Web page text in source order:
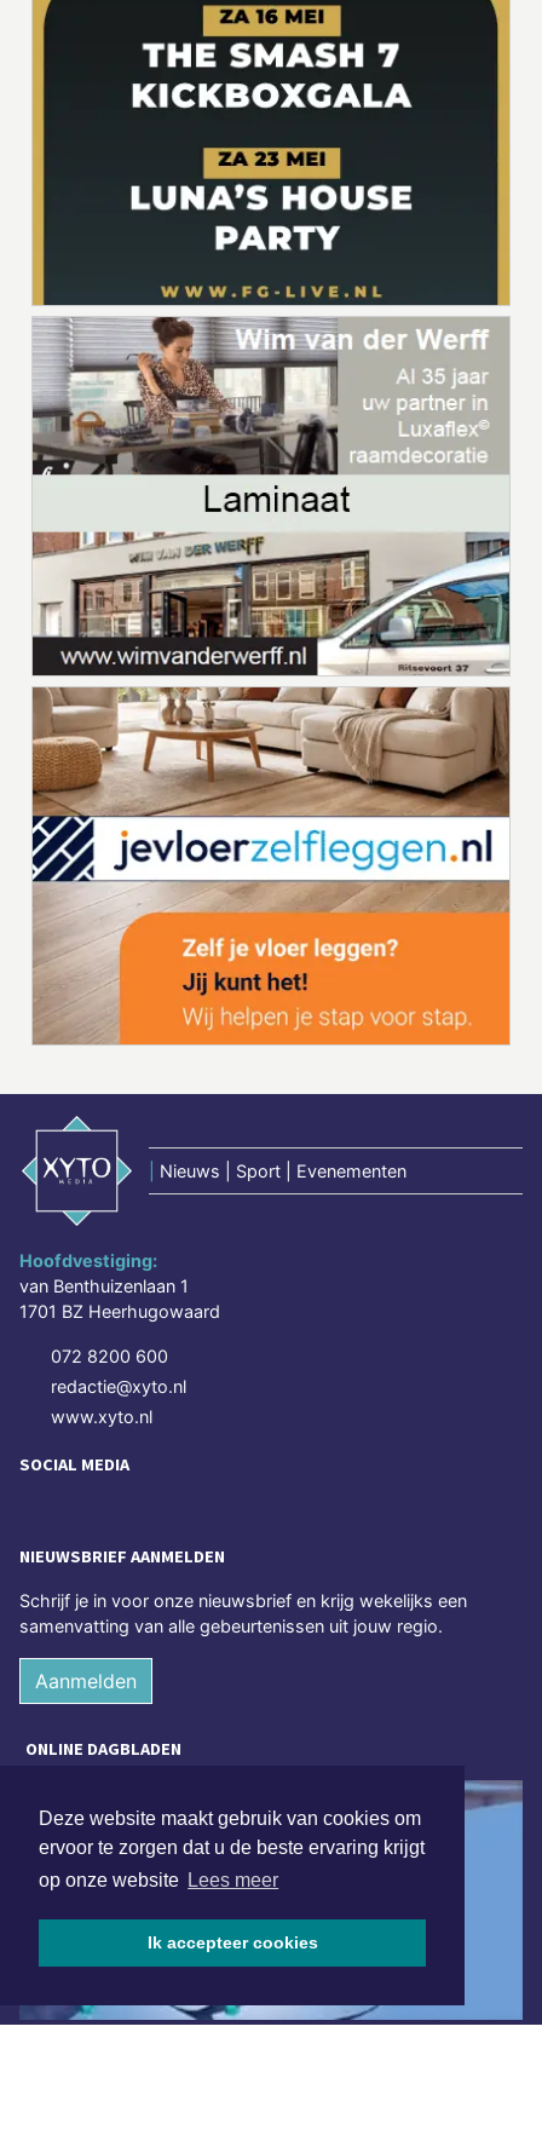
Deze website maakt gebruik van cookies om
ervoor te zorgen dat u de beste ervaring krijgt
op onze website Lees meer
Ik accepteer cookies
Nieuws | Sport | Evenementen
Hoofdvestiging:
van Benthuizenlaan 1
1701 BZ Heerhugowaard
072 8200 600
redactie@xyto.nl
www.xyto.nl
SOCIAL MEDIA
NIEUWSBRIEF AANMELDEN
Schrijf je in voor onze nieuwsbrief en krijg wekelijks een
samenvatting van alle gebeurtenissen uit jouw regio.
Aanmelden
ONLINE DAGBLADEN